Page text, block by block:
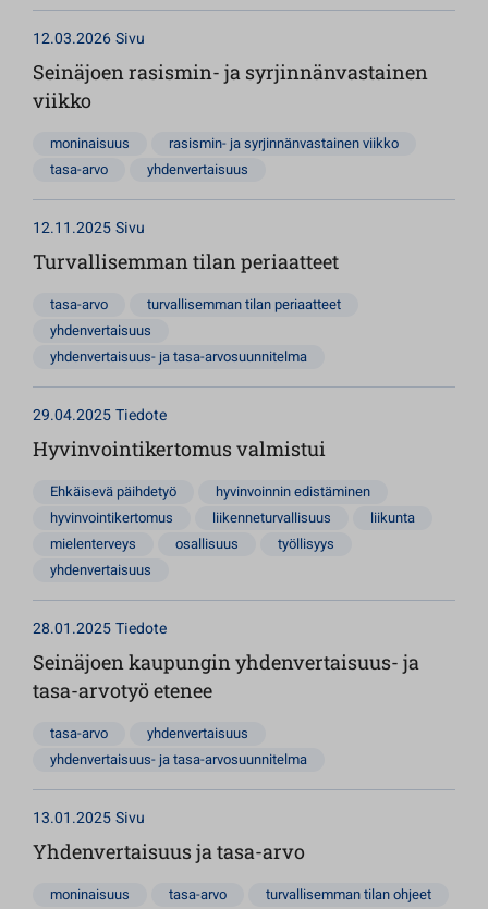
12.03.2026Sivu
Seinäjoen rasismin- ja syrjinnänvastainen
viikko
moninaisuus
rasismin- ja syrjinnänvastainen viikko
tasa-arvo
yhdenvertaisuus
12.11.2025Sivu
Turvallisemman tilan periaatteet
tasa-arvo
turvallisemman tilan periaatteet
yhdenvertaisuus
yhdenvertaisuus- ja tasa-arvosuunnitelma
29.04.2025Tiedote
Hyvinvointikertomus valmistui
Ehkäisevä päihdetyö
hyvinvoinnin edistäminen
hyvinvointikertomus
liikenneturvallisuus
liikunta
mielenterveys
osallisuus
työllisyys
yhdenvertaisuus
28.01.2025Tiedote
Seinäjoen kaupungin yhdenvertaisuus- ja
tasa-arvotyö etenee
tasa-arvo
yhdenvertaisuus
yhdenvertaisuus- ja tasa-arvosuunnitelma
13.01.2025Sivu
Yhdenvertaisuus ja tasa-arvo
moninaisuus tasa-arvo
turvallisemman tilan ohjeet